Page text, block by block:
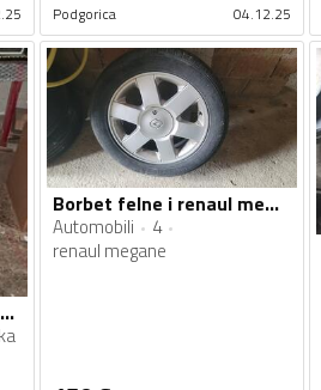
Podgorica 04.12.25
Borbet felne i ljetnja,zimska gume
Borbet felne i renaul megane gume
Automobili
4
renaul megane